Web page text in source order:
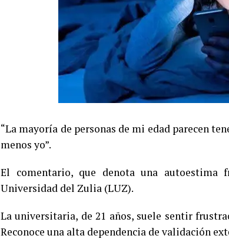
“La mayoría de personas de mi edad parecen
menos yo”.
El comentario, que denota una autoestima
Universidad del Zulia (LUZ).
La universitaria, de 21 años, suele sentir
Reconoce una alta dependencia de validación